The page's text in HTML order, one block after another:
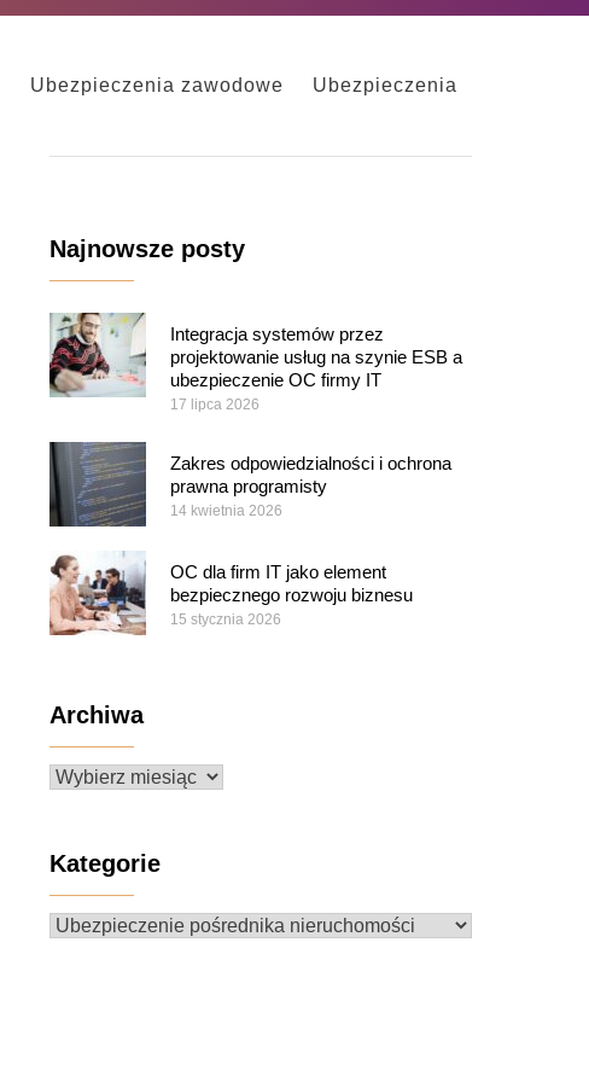
Ubezpieczenia zawodowe Ubezpieczenia
Najnowsze posty
Integracja systemów przez
projektowanie usług na szynie ESB a
ubezpieczenie OC firmy IT
17 lipca 2026
Zakres odpowiedzialności i ochrona
prawna programisty
14 kwietnia 2026
OC dla firm IT jako element
bezpiecznego rozwoju biznesu
15 stycznia 2026
Archiwa
Archiwa
Kategorie
Kategorie